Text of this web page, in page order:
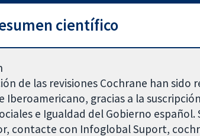
científico
de las revisiones Cochrane han sido
Iberoamericano, gracias a la
e Igualdad del Gobierno
contacte con Infoglobal Suport,